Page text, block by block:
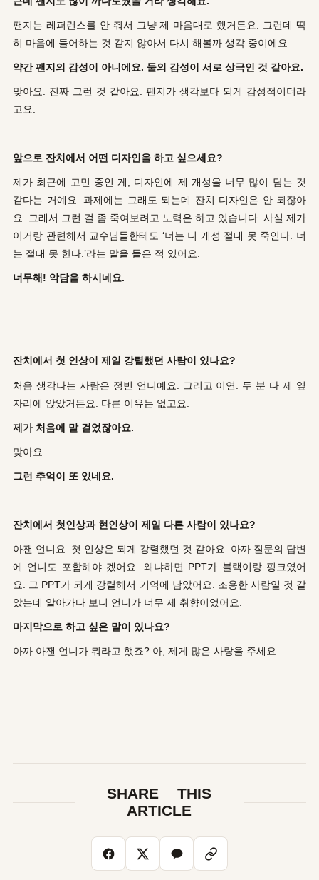
팬지는 레퍼런스를 안 줘서 그냥 제 마음대로 했거든요. 그런데 딱
히 마음에 들어하는 것 같지 않아서 다시 해볼까 생각 중이에요.
약간 팬지의 감성이 아니에요. 둘의 감성이 서로 상극인 것 같아요.
맞아요. 진짜 그런 것 같아요. 팬지가 생각보다 되게 감성적이더라
고요.
앞으로 잔치에서 어떤 디자인을 하고 싶으세요?
제가 최근에 고민 중인 게, 디자인에 제 개성을 너무 많이 담는 것
같다는 거예요. 과제에는 그래도 되는데 잔치 디자인은 안 되잖아
요. 그래서 그런 걸 좀 죽여보려고 노력은 하고 있습니다. 사실 제가
이거랑 관련해서 교수님들한테도 ‘너는 니 개성 절대 못 죽인다. 너
는 절대 못 한다.’라는 말을 들은 적 있어요.
너무해! 악담을 하시네요.
잔치에서 첫 인상이 제일 강렬했던 사람이 있나요?
처음 생각나는 사람은 정빈 언니예요. 그리고 이연. 두 분 다 제 옆
자리에 앉았거든요. 다른 이유는 없고요.
제가 처음에 말 걸었잖아요.
맞아요.
그런 추억이 또 있네요.
잔치에서 첫인상과 현인상이 제일 다른 사람이 있나요?
아잰 언니요. 첫 인상은 되게 강렬했던 것 같아요. 아까 질문의 답변
에 언니도 포함해야 겠어요. 왜냐하면 PPT가 블랙이랑 핑크였어
요. 그 PPT가 되게 강렬해서 기억에 남았어요. 조용한 사람일 것 같
았는데 알아가다 보니 언니가 너무 제 취향이었어요.
마지막으로 하고 싶은 말이 있나요?
아까 아잰 언니가 뭐라고 했죠? 아, 제게 많은 사랑을 주세요.
SHARE THIS
ARTICLE